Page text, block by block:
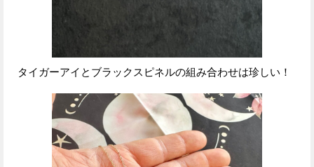
タイガーアイとブラックスピネルの組み合わせは珍しい！